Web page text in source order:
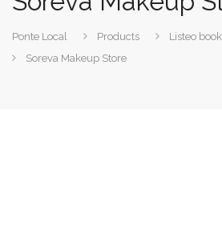
Ponte Local Products
Listeo
Soreva Makeup Store